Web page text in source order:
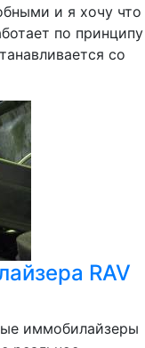
и я хочу что
по принципу
со
RAV
иммобилайзеры